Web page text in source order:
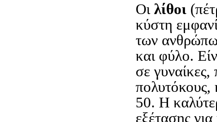
Οι λίθοι
κύστη
των
και φύλο.
σε
πολυτόκους,
50. Η
εξέτασης για